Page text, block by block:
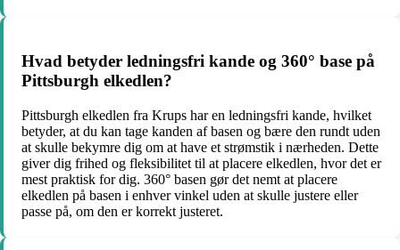
Hvad betyder ledningsfri kande og 360° base på
Pittsburgh elkedlen?
Pittsburgh elkedlen fra Krups har en ledningsfri kande, hvilket
betyder, at du kan tage kanden af basen og bære den rundt uden
at skulle bekymre dig om at have et strømstik i nærheden. Dette
giver dig frihed og fleksibilitet til at placere elkedlen, hvor det er
mest praktisk for dig. 360° basen gør det nemt at placere
elkedlen på basen i enhver vinkel uden at skulle justere eller
passe på, om den er korrekt justeret.